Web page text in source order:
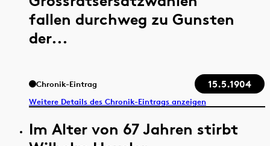
fallen durchweg zu Gunsten
der...
Chronik-Eintrag 15.5.1904
Weitere Details des Chronik-Eintrags anzeigen
Im Alter von 67 Jahren stirbt